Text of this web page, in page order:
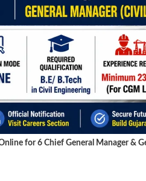
for 6 Chief General Manager &